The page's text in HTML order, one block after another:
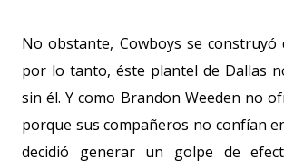
No obstante, Cowboys se construyó
por lo tanto, éste plantel de Dallas
sin él. Y como Brandon Weeden no
porque sus compañeros no confían
decidió generar un golpe de